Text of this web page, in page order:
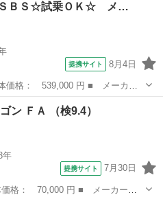
ＢＳ☆試乗ＯＫ☆ メ…
提携サイト 8月4日
グレード名： ハイブリッド
Ｓ☆試乗ＯＫ☆ メモリーナビ☆
ン ＦＡ （検9.4）
年
提携サイト 7月30日